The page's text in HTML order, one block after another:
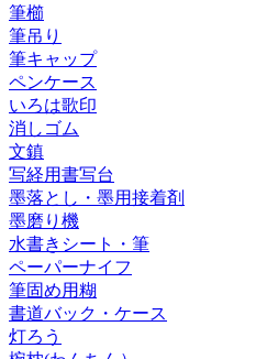
筆櫛
筆吊り
筆キャップ
ペンケース
いろは歌印
消しゴム
文鎮
写経用書写台
墨落とし・墨用接着剤
墨磨り機
水書きシート・筆
ペーパーナイフ
筆固め用糊
書道バック・ケース
灯ろう